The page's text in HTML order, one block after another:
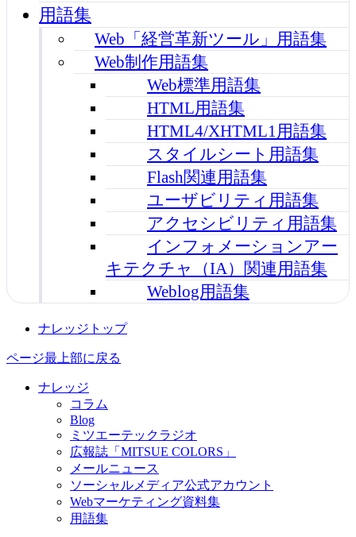
用語集
Web「経営革新ツール」用語集
Web制作用語集
Web標準用語集
HTML用語集
HTML4/XHTML1用語集
スタイルシート用語集
Flash関連用語集
ユーザビリティ用語集
アクセシビリティ用語集
インフォメーションアー
キテクチャ（IA）関連用語集
Weblog用語集
ナレッジトップ
ページ最上部に戻る
ナレッジ
コラム
Blog
ミツエーテックラジオ
広報誌「MITSUE COLORS」
メールニュース
ソーシャルメディア公式アカウント
Webマーケティング資料集
用語集